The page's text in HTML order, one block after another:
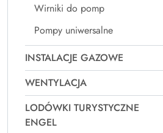
Wirniki do pomp
Pompy uniwersalne
INSTALACJE GAZOWE
WENTYLACJA
LODÓWKI TURYSTYCZNE
ENGEL